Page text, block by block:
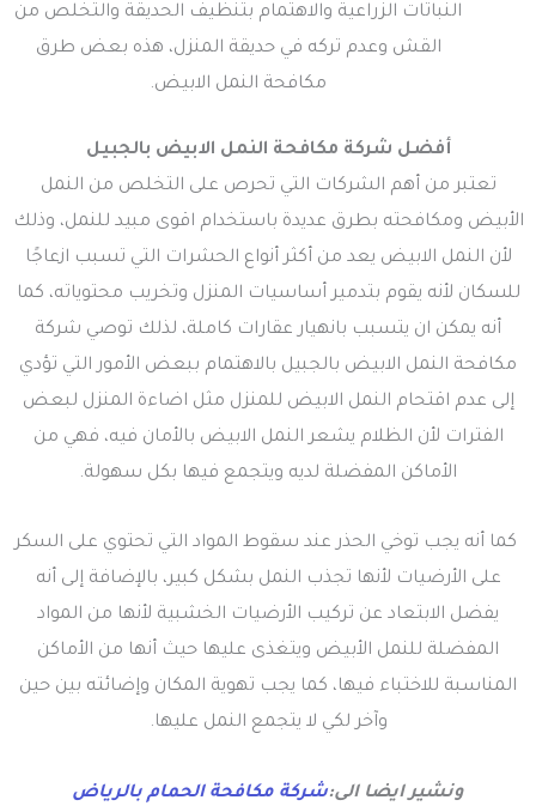
النباتات الزراعية والاهتمام بتنظيف الحديقة والتخلص من
القش وعدم تركه في حديقة المنزل، هذه بعض طرق
مكافحة النمل الابيض.
أفضل شركة مكافحة النمل الابيض بالجبيل
تعتبر من أهم الشركات التي تحرص على التخلص من النمل
الأبيض ومكافحته بطرق عديدة باستخدام اقوى مبيد للنمل، وذلك
لأن النمل الابيض يعد من أكثر أنواع الحشرات التي تسبب ازعاجًا
للسكان لأنه يقوم بتدمير أساسيات المنزل وتخريب محتوياته، كما
أنه يمكن ان يتسبب بانهيار عقارات كاملة، لذلك توصي شركة
مكافحة النمل الابيض بالجبيل بالاهتمام ببعض الأمور التي تؤدي
إلى عدم اقتحام النمل الابيض للمنزل مثل اضاءة المنزل لبعض
الفترات لأن الظلام يشعر النمل الابيض بالأمان فيه، فهي من
الأماكن المفضلة لديه ويتجمع فيها بكل سهولة.
كما أنه يجب توخي الحذر عند سقوط المواد التي تحتوي على السكر
على الأرضيات لأنها تجذب النمل بشكل كبير، بالإضافة إلى أنه
يفضل الابتعاد عن تركيب الأرضيات الخشبية لأنها من المواد
المفضلة للنمل الأبيض ويتغذى عليها حيث أنها من الأماكن
المناسبة للاختباء فيها، كما يجب تهوية المكان وإضائته بين حين
وآخر لكي لا يتجمع النمل عليها.
ونشير ايضا الى:شركة مكافحة الحمام بالرياض